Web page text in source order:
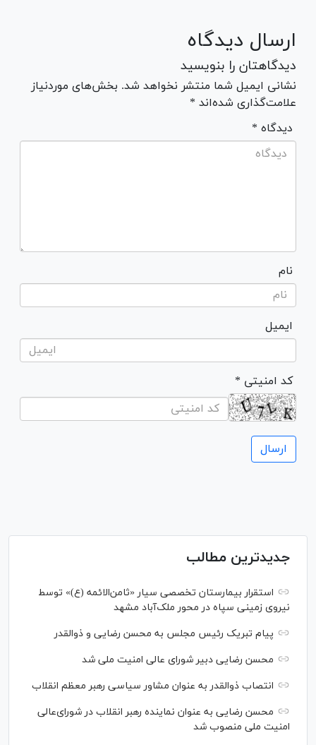
ارسال دیدگاه
دیدگاهتان را بنویسید
نشانی ایمیل شما منتشر نخواهد شد. بخش‌های موردنیاز
علامت‌گذاری شده‌اند *
* دیدگاه
نام
ایمیل
* کد امنیتی
جدیدترین مطالب
استقرار بیمارستان تخصصی سیار «ثامن‌الائمه (ع)» توسط
نیروی زمینی سپاه در محور ملک‌آباد مشهد
پیام تبریک رئیس مجلس به محسن رضایی و ذوالقدر
محسن رضایی دبیر شورای عالی امنیت ملی شد
انتصاب ذوالقدر به عنوان مشاور سیاسی رهبر معظم انقلاب
محسن رضایی به عنوان نماینده رهبر انقلاب در شورای‌عالی
امنیت ملی منصوب شد